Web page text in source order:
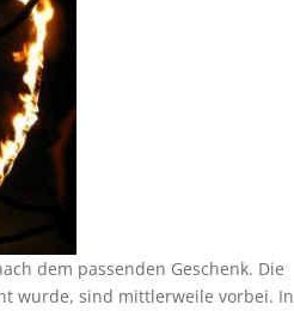
dem passenden Geschenk. Die
wurde, sind mittlerweile vorbei. In